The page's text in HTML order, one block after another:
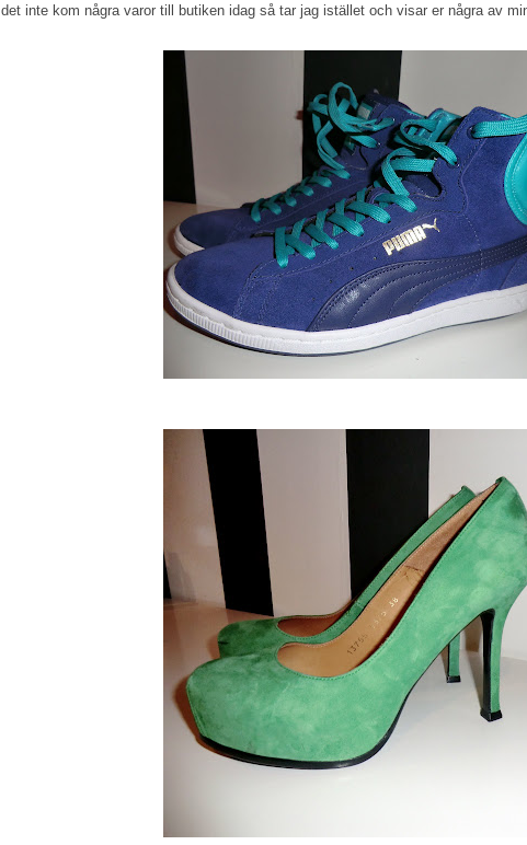
inte kom några varor till butiken idag så tar jag istället och visar er några av